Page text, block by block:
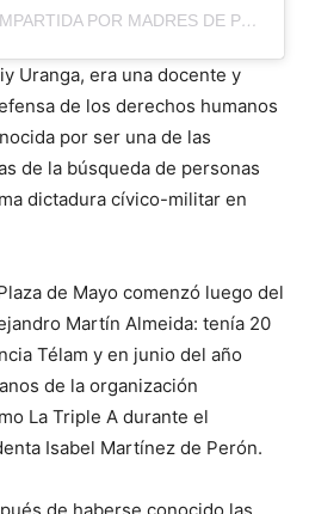
UNA PUBLICACIÓN COMPARTIDA POR MADRES DE PLAZA DE MAYO- LÍNEA FUNDADORA (@MADRESPLAZADEMAYO.LF)
Uranga, era una docente y
de los derechos humanos
por ser una de las
de la búsqueda de personas
dictadura cívico-militar en
de Mayo comenzó luego del
Martín Almeida: tenía 20
Télam y en junio del año
de la organización
La Triple A durante el
Isabel Martínez de Perón.
de haberse conocido las